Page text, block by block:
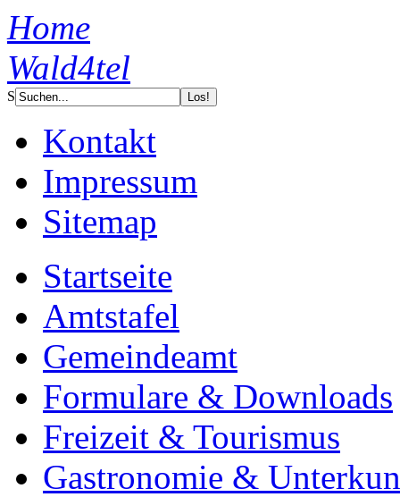
Home
Wald4tel
S
Kontakt
Impressum
Sitemap
Startseite
Amtstafel
Gemeindeamt
Formulare & Downloads
Freizeit & Tourismus
Gastronomie &